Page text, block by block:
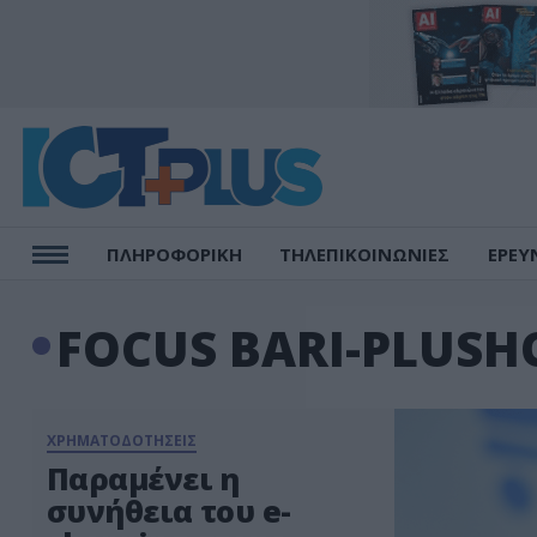
ΠΛΗΡΟΦΟΡΙΚΗ ΤΗΛΕΠΙΚΟΙΝΩΝΙΕΣ
FOCUS BARI-
ΧΡΗΜΑΤΟΔΟΤΗΣΕΙΣ
Παραμένει η
συνήθεια του e-